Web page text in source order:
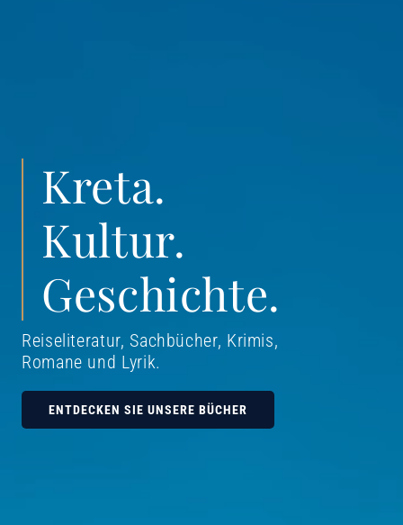
Kreta.
Kultur.
Geschichte.
Reiseliteratur, Sachbücher, Krimis,
Romane und Lyrik.
ENTDECKEN SIE UNSERE BÜCHER